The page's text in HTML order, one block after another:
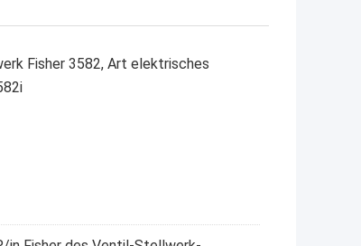
Fisher 3582, Art elektrisches